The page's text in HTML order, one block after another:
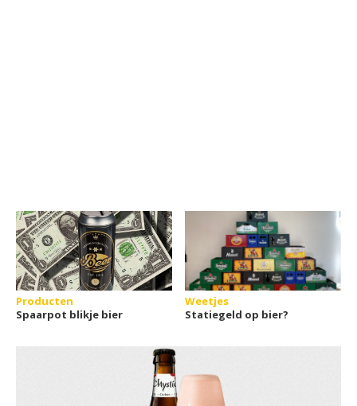
Producten
Spaarpot blikje bier
Weetjes
Statiegeld op bier?